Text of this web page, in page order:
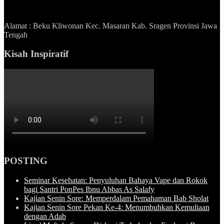
Alamat : Beku Kliwonan Kec. Masaran Kab. Sragen Provinsi Jawa
Tengah
Kisah Inspiratif
POSTING
Seminar Kesehatan: Penyuluhan Bahaya Vape dan Rokok
bagi Santri PonPes Ibnu Abbas As Salafy
Kajian Senin Sore: Memperdalam Pemahaman Bab Sholat
Kajian Senin Sore Pekan Ke-4: Menumbuhkan Kemuliaan
dengan Adab